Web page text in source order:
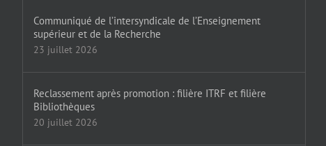
Communiqué de l’intersyndicale de l’Enseignement
supérieur et de la Recherche
23 juillet 2026
Reclassement après promotion : filière ITRF et filière
Bibliothèques
20 juillet 2026